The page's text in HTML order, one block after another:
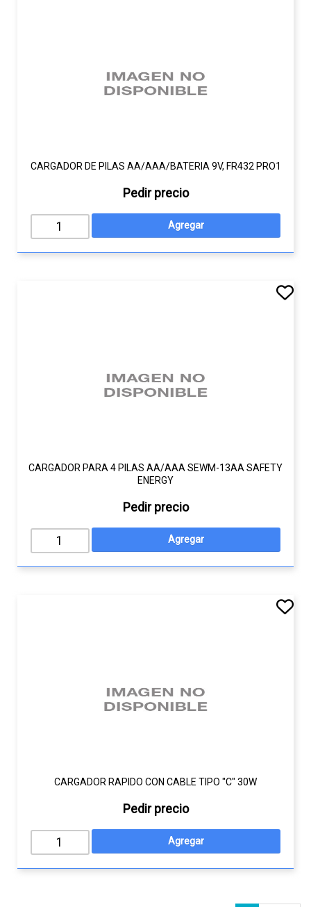
CARGADOR DE PILAS AA/AAA/BATERIA 9V, FR432 PRO1
Pedir precio
CARGADOR PARA 4 PILAS AA/AAA SEWM-13AA SAFETY
ENERGY
Pedir precio
CARGADOR RAPIDO CON CABLE TIPO "C" 30W
Pedir precio